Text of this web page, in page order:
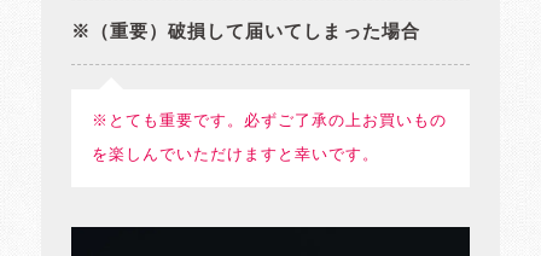
※（重要）破損して届いてしまった場合
※とても重要です。必ずご了承の上お買いもの
を楽しんでいただけますと幸いです。